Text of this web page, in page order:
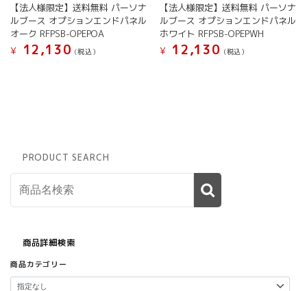
【法人様限定】送料無料 パーソナ
ルブース オプションエンドパネル
オーク RFPSB-OPEPOA
¥
12,130 (税込）
【法人様限定】送料無料 パーソナ
ルブース オプションエンドパネル
ホワイト RFPSB-OPEPWH
¥
12,130 (税込）
PRODUCT SEARCH
商品詳細検索
商品カテゴリー